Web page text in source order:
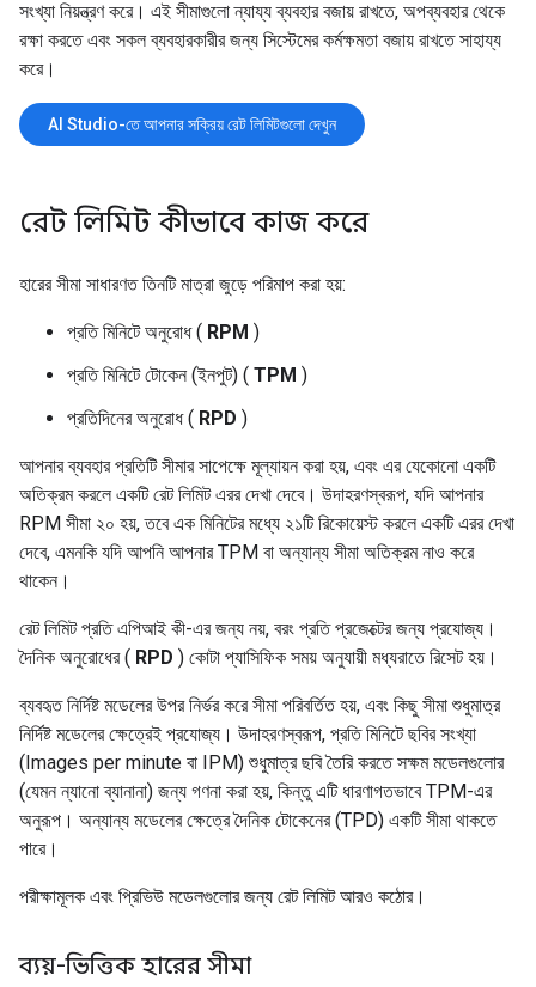
সংখ্যা নিয়ন্ত্রণ করে। এই সীমাগুলো ন্যায্য ব্যবহার বজায় রাখতে, অপব্যবহার থেকে
রক্ষা করতে এবং সকল ব্যবহারকারীর জন্য সিস্টেমের কর্মক্ষমতা বজায় রাখতে সাহায্য
করে।
AI Studio-তে আপনার সক্রিয় রেট লিমিটগুলো দেখুন
রেট লিমিট কীভাবে কাজ করে
হারের সীমা সাধারণত তিনটি মাত্রা জুড়ে পরিমাপ করা হয়:
প্রতি মিনিটে অনুরোধ ( RPM )
প্রতি মিনিটে টোকেন (ইনপুট) ( TPM )
প্রতিদিনের অনুরোধ ( RPD )
আপনার ব্যবহার প্রতিটি সীমার সাপেক্ষে মূল্যায়ন করা হয়, এবং এর যেকোনো একটি
অতিক্রম করলে একটি রেট লিমিট এরর দেখা দেবে। উদাহরণস্বরূপ, যদি আপনার
RPM সীমা ২০ হয়, তবে এক মিনিটের মধ্যে ২১টি রিকোয়েস্ট করলে একটি এরর দেখা
দেবে, এমনকি যদি আপনি আপনার TPM বা অন্যান্য সীমা অতিক্রম নাও করে
থাকেন।
রেট লিমিট প্রতি এপিআই কী-এর জন্য নয়, বরং প্রতি প্রজেক্টের জন্য প্রযোজ্য।
দৈনিক অনুরোধের ( RPD ) কোটা প্যাসিফিক সময় অনুযায়ী মধ্যরাতে রিসেট হয়।
ব্যবহৃত নির্দিষ্ট মডেলের উপর নির্ভর করে সীমা পরিবর্তিত হয়, এবং কিছু সীমা শুধুমাত্র
নির্দিষ্ট মডেলের ক্ষেত্রেই প্রযোজ্য। উদাহরণস্বরূপ, প্রতি মিনিটে ছবির সংখ্যা
(Images per minute বা IPM) শুধুমাত্র ছবি তৈরি করতে সক্ষম মডেলগুলোর
(যেমন ন্যানো ব্যানানা) জন্য গণনা করা হয়, কিন্তু এটি ধারণাগতভাবে TPM-এর
অনুরূপ। অন্যান্য মডেলের ক্ষেত্রে দৈনিক টোকেনের (TPD) একটি সীমা থাকতে
পারে।
পরীক্ষামূলক এবং প্রিভিউ মডেলগুলোর জন্য রেট লিমিট আরও কঠোর।
ব্যয়-ভিত্তিক হারের সীমা